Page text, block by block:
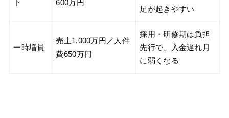
下 600万円
足が起きやすい
一時増員
売上1,000万円／人件
費650万円
採用・研修期は負担
先行で、入金遅れ月
に弱くなる